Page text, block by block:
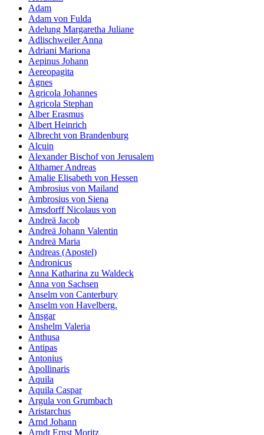
Adam
Adam von Fulda
Adelung Margaretha Juliane
Adlischweiler Anna
Adriani Mariona
Aepinus Johann
Aereopagita
Agnes
Agricola Johannes
Agricola Stephan
Alber Erasmus
Albert Heinrich
Albrecht von Brandenburg
Alcuin
Alexander Bischof von Jerusalem
Althamer Andreas
Amalie Elisabeth von Hessen
Ambrosius von Mailand
Ambrosius von Siena
Amsdorff Nicolaus von
Andreä Jacob
Andreä Johann Valentin
Andreä Maria
Andreas (Apostel)
Andronicus
Anna Katharina zu Waldeck
Anna von Sachsen
Anselm von Canterbury
Anselm von Havelberg.
Ansgar
Anshelm Valeria
Anthusa
Antipas
Antonius
Apollinaris
Aquila
Aquila Caspar
Argula von Grumbach
Aristarchus
Arnd Johann
Arndt Ernst Moritz
Erfahrung
Damit unsere
Website
während
Ihres Besuchs
so gut wie
möglich
funktioniert.
Wenn Sie
diese Cookies
ablehnen,
verschwinden
einige
Funktionen
von der
Website.
Marketing
Indem Sie uns Ihre
Interessen und Ihr
Verhalten beim
Besuch unserer
Website mitteilen,
erhöhen Sie die
Wahrscheinlichkeit,
personalisierte
Inhalte und
Angebote zu sehen.